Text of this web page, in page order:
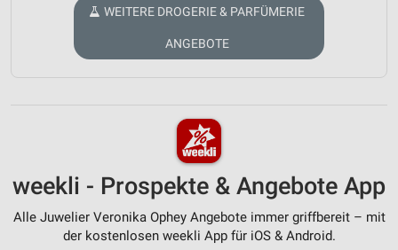
WEITERE DROGERIE & PARFÜMERIE
ANGEBOTE
weekli - Prospekte & Angebote App
Alle Juwelier Veronika Ophey Angebote immer griffbereit – mit
der kostenlosen weekli App für iOS & Android.